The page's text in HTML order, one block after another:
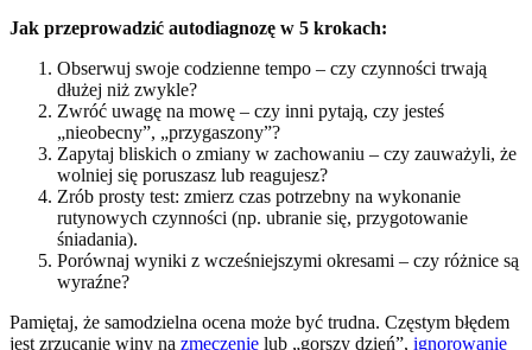
Jak przeprowadzić autodiagnozę w 5 krokach:
Obserwuj swoje codzienne tempo – czy czynności trwają
dłużej niż zwykle?
Zwróć uwagę na mowę – czy inni pytają, czy jesteś
„nieobecny”, „przygaszony”?
Zapytaj bliskich o zmiany w zachowaniu – czy zauważyli, że
wolniej się poruszasz lub reagujesz?
Zrób prosty test: zmierz czas potrzebny na wykonanie
rutynowych czynności (np. ubranie się, przygotowanie
śniadania).
Porównaj wyniki z wcześniejszymi okresami – czy różnice są
wyraźne?
Pamiętaj, że samodzielna ocena może być trudna. Częstym błędem
jest zrzucanie winy na zmęczenie lub „gorszy dzień”, ignorowanie